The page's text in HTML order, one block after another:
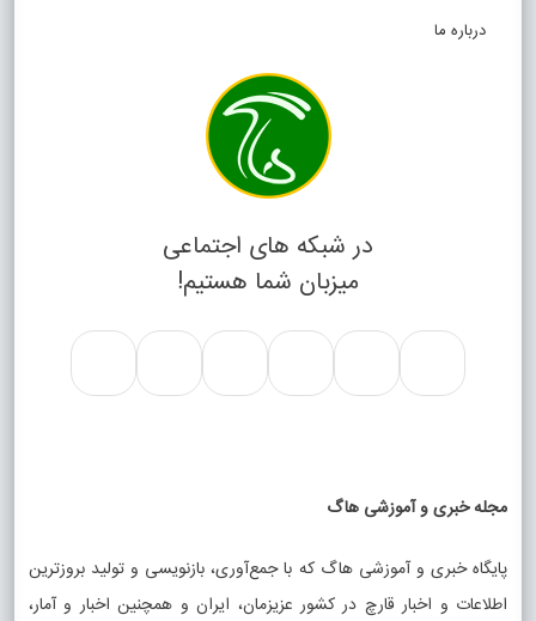
درباره ما
در شبکه های اجتماعی
میزبان شما هستیم!
مجله خبری و آموزشی هاگ
پایگاه خبری و آموزشی هاگ که با جمع‌آوری، بازنویسی و تولید بروزترین
اطلاعات و اخبار قارچ در کشور عزیزمان، ایران و همچنین اخبار و آمار،